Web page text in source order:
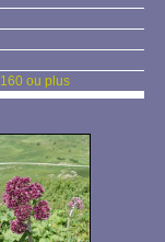
160 ou plus